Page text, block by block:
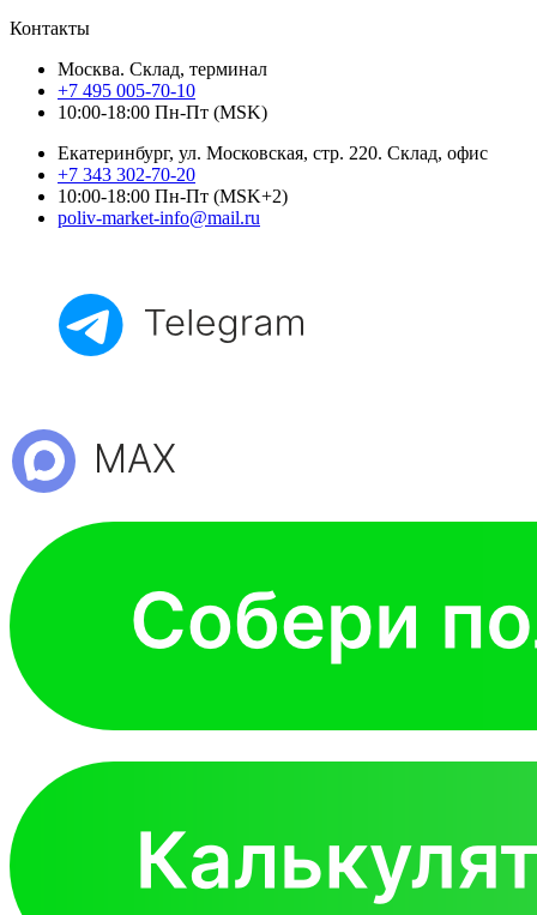
Контакты
Москва. Склад, терминал
+7 495 005-70-10
10:00-18:00 Пн-Пт (MSK)
Екатеринбург, ул. Московская, стр. 220. Склад, офис
+7 343 302-70-20
10:00-18:00 Пн-Пт (MSK+2)
poliv-market-info@mail.ru